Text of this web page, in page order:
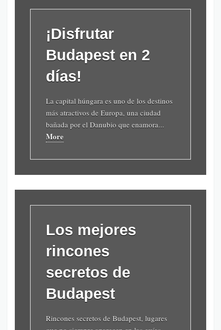
¡Disfrutar
Budapest en 2
días!
La capital húngara es uno de los destinos
más atractivos de Europa, una ciudad
bañada por el Danubio que enamora...
More
Los mejores
rincones
secretos de
Budapest
Rincones secretos de Budapest, lugares